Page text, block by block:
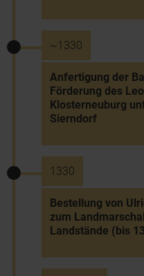
~1330
Anfertigung der
Förderung des
Klosterneuburg
Sierndorf
1330
Bestellung von
zum
Landstände (bis